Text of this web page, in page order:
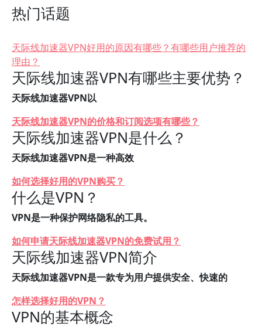
热门话题
天际线加速器VPN好用的原因有哪些？有哪些用户推荐的
理由？
天际线加速器VPN有哪些主要优势？
天际线加速器VPN以
天际线加速器VPN的价格和订阅选项有哪些？
天际线加速器VPN是什么？
天际线加速器VPN是一种高效
如何选择好用的VPN购买？
什么是VPN？
VPN是一种保护网络隐私的工具。
如何申请天际线加速器VPN的免费试用？
天际线加速器VPN简介
天际线加速器VPN是一款专为用户提供安全、快速的
怎样选择好用的VPN？
VPN的基本概念